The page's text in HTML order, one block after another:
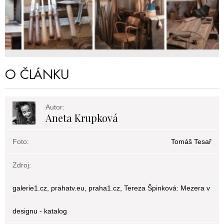
O ČLÁNKU
Autor:
Aneta Krupková
Foto: Tomáš Tesař
Zdroj:
galerie1.cz, prahatv.eu, praha1.cz, Tereza Špinková: Mezera v
designu - katalog